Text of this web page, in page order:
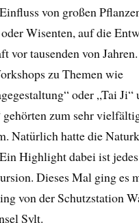
von großen
Wisenten, auf die
vor tausenden von
zu Themen wie
oder „Tai Ji“
gehörten zum sehr
Natürlich hatte die
Highlight dabei ist
Dieses Mal ging es
von der Schutzstation
Sylt.